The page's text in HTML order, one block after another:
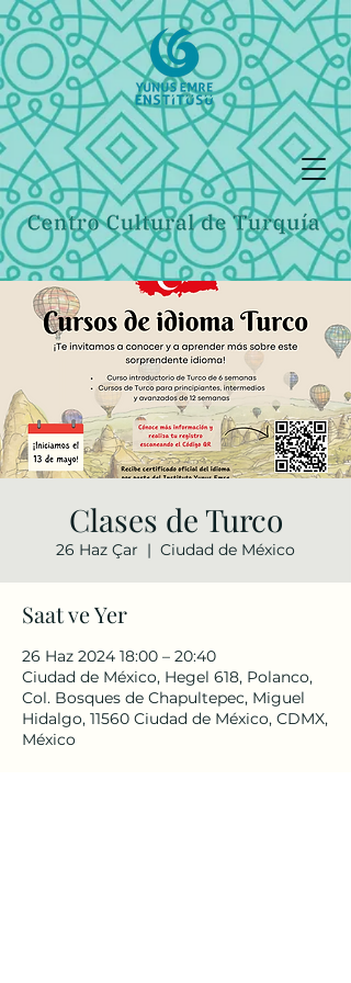
Clases de Turco
26 Haz Çar
  |
Ciudad de México
Saat ve Yer
26 Haz 2024 18:00 – 20:40
Ciudad de México, Hegel 618, Polanco,
Col. Bosques de Chapultepec, Miguel
Hidalgo, 11560 Ciudad de México, CDMX,
México